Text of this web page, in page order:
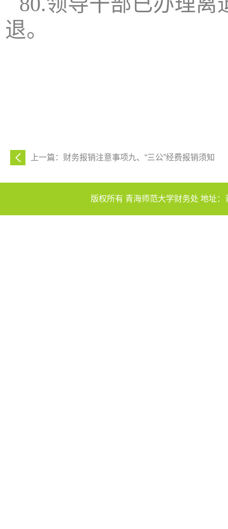
退。
上一篇：财务报销注意事项九、“三公”经费报销须知
版权所有 青海师范大学财务处 地址